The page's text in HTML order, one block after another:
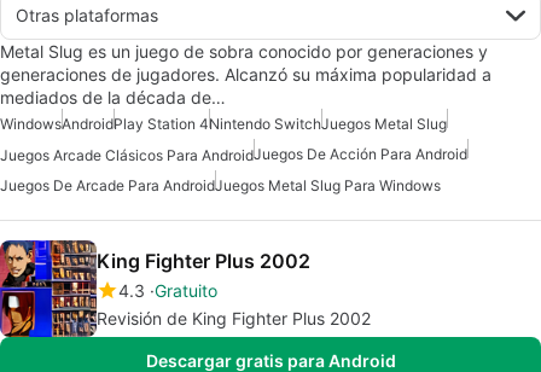
Otras plataformas
Metal Slug es un juego de sobra conocido por generaciones y
generaciones de jugadores. Alcanzó su máxima popularidad a
mediados de la década de…
WindowsAndroidPlay Station 4Nintendo SwitchJuegos Metal Slug
Juegos Arcade Clásicos Para AndroidJuegos De Acción Para Android
Juegos De Arcade Para AndroidJuegos Metal Slug Para Windows
King Fighter Plus 2002
4.3 Gratuito
Revisión de King Fighter Plus 2002
Descargar gratis para Android